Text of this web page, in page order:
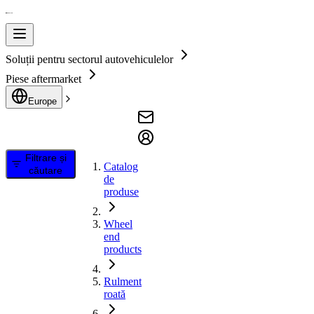
Soluții pentru sectorul autovehiculelor
Piese aftermarket
Europe
Filtrare și
căutare
Catalog
de
produse
Wheel
end
products
Rulment
roată